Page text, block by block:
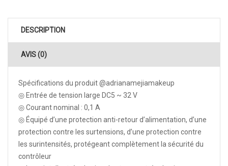
DESCRIPTION
AVIS (0)
Spécifications du produit@adrianamejiamakeup
◎ Entrée de tension large DC5 ~ 32 V
◎ Courant nominal : 0,1 A
◎ Équipé d’une protection anti-retour d’alimentation, d’une
protection contre les surtensions, d’une protection contre
les surintensités, protégeant complètement la sécurité du
contrôleur